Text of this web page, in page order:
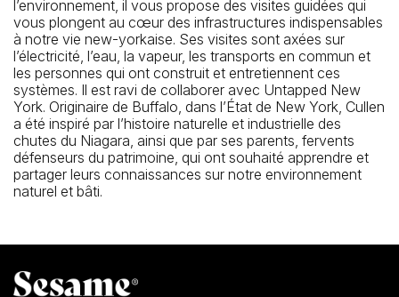
l’environnement, il vous propose des visites guidées qui
vous plongent au cœur des infrastructures indispensables
à notre vie new-yorkaise. Ses visites sont axées sur
l’électricité, l’eau, la vapeur, les transports en commun et
les personnes qui ont construit et entretiennent ces
systèmes. Il est ravi de collaborer avec Untapped New
York. Originaire de Buffalo, dans l’État de New York, Cullen
a été inspiré par l’histoire naturelle et industrielle des
chutes du Niagara, ainsi que par ses parents, fervents
défenseurs du patrimoine, qui ont souhaité apprendre et
partager leurs connaissances sur notre environnement
naturel et bâti.